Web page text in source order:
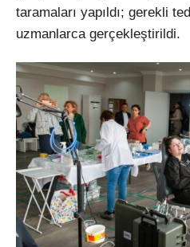
taramaları yapıldı; gerekli
uzmanlarca gerçekleştirildi.